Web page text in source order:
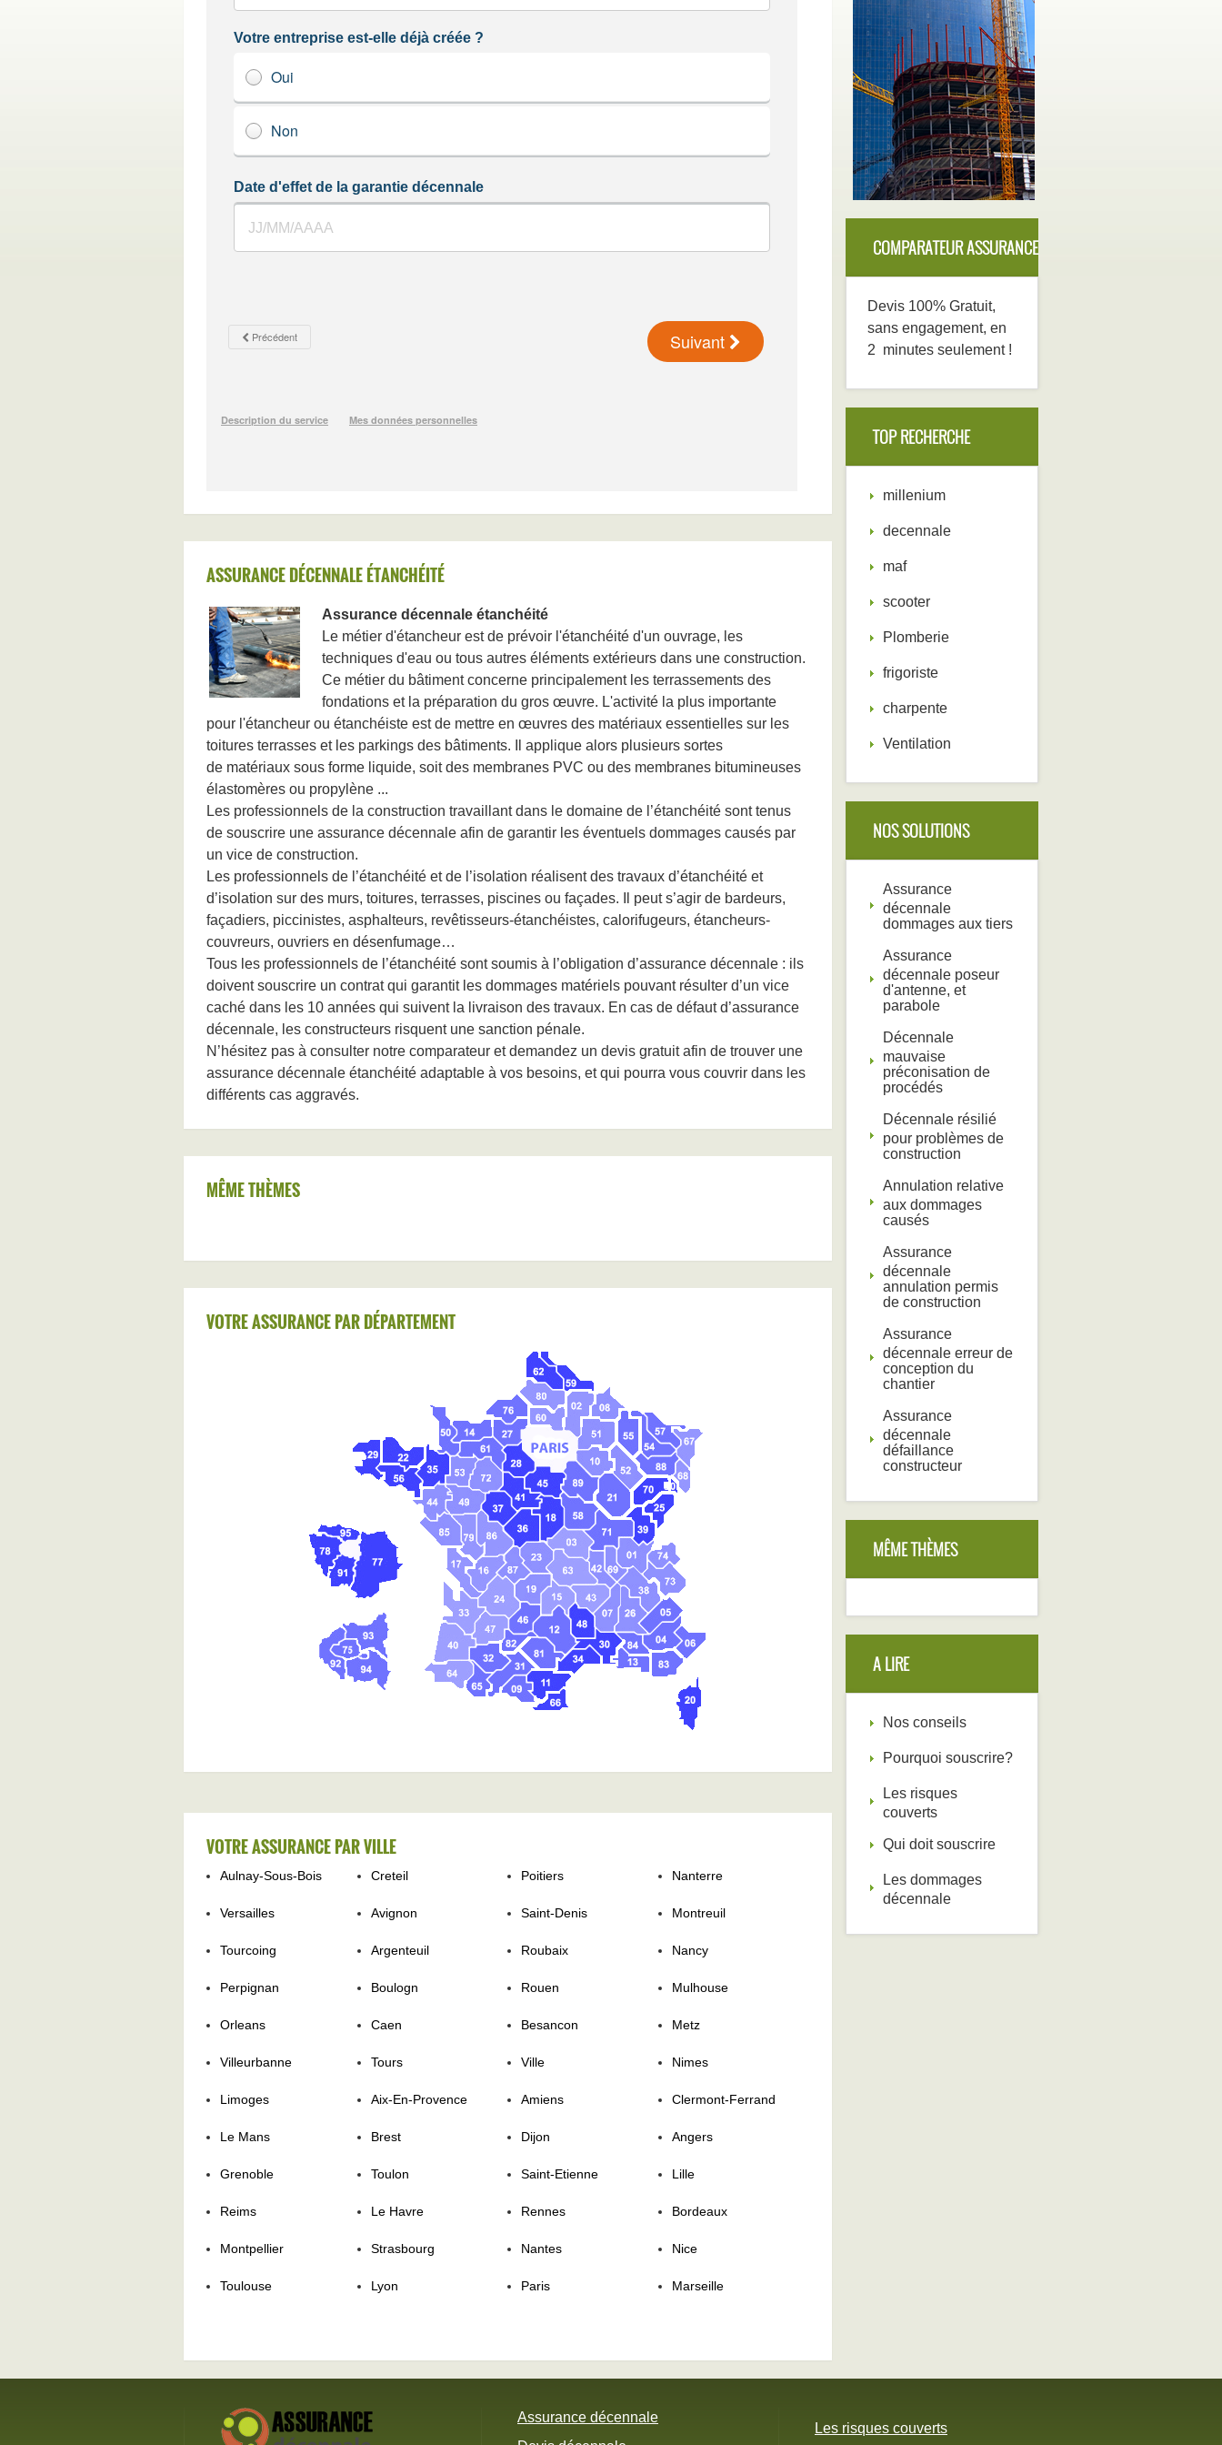
ASSURANCE DÉCENNALE ÉTANCHÉITÉ
Assurance décennale étanchéité
Le métier d'étancheur est de prévoir l'étanchéité d'un ouvrage, les
techniques d'eau ou tous autres éléments extérieurs dans une construction.
Ce métier du bâtiment concerne principalement les terrassements des
fondations et la préparation du gros œuvre. L'activité la plus importante
pour l'étancheur ou étanchéiste est de mettre en œuvres des matériaux essentielles sur les
toitures terrasses et les parkings des bâtiments. Il applique alors plusieurs sortes
de matériaux sous forme liquide, soit des membranes PVC ou des membranes bitumineuses
élastomères ou propylène ...
Les professionnels de la construction travaillant dans le domaine de l’étanchéité sont tenus
de souscrire une assurance décennale afin de garantir les éventuels dommages causés par
un vice de construction.
Les professionnels de l’étanchéité et de l’isolation réalisent des travaux d’étanchéité et
d’isolation sur des murs, toitures, terrasses, piscines ou façades. Il peut s’agir de bardeurs,
façadiers, piccinistes, asphalteurs, revêtisseurs-étanchéistes, calorifugeurs, étancheurs-
couvreurs, ouvriers en désenfumage…
Tous les professionnels de l’étanchéité sont soumis à l’obligation d’assurance décennale : ils
doivent souscrire un contrat qui garantit les dommages matériels pouvant résulter d’un vice
caché dans les 10 années qui suivent la livraison des travaux. En cas de défaut d’assurance
décennale, les constructeurs risquent une sanction pénale.
N’hésitez pas à consulter notre comparateur et demandez un devis gratuit afin de trouver une
assurance décennale étanchéité adaptable à vos besoins, et qui pourra vous couvrir dans les
différents cas aggravés.
MÊME THÈMES
VOTRE ASSURANCE PAR DÉPARTEMENT
VOTRE ASSURANCE PAR VILLE
Aulnay-Sous-Bois Creteil Poitiers Nanterre
Versailles Avignon Saint-Denis Montreuil
Tourcoing Argenteuil Roubaix Nancy
Perpignan Boulogn Rouen Mulhouse
Orleans Caen Besancon Metz
Villeurbanne Tours Ville Nimes
Limoges Aix-En-Provence Amiens Clermont-Ferrand
Le Mans Brest Dijon Angers
Grenoble Toulon Saint-Etienne Lille
Reims Le Havre Rennes Bordeaux
Montpellier Strasbourg Nantes Nice
Toulouse Lyon Paris Marseille
COMPARATEUR ASSURANCE
DECENNALE
Devis 100% Gratuit,
sans engagement, en
2 minutes seulement !
TOP RECHERCHE
millenium
decennale
maf
scooter
Plomberie
frigoriste
charpente
Ventilation
NOS SOLUTIONS
Assurance
décennale
dommages aux tiers
Assurance
décennale poseur
d'antenne, et
parabole
Décennale
mauvaise
préconisation de
procédés
Décennale résilié
pour problèmes de
construction
Annulation relative
aux dommages
causés
Assurance
décennale
annulation permis
de construction
Assurance
décennale erreur de
conception du
chantier
Assurance
décennale
défaillance
constructeur
MÊME THÈMES
A LIRE
Nos conseils
Pourquoi souscrire?
Les risques
couverts
Qui doit souscrire
Les dommages
décennale
Assurance décennale
Les risques couverts